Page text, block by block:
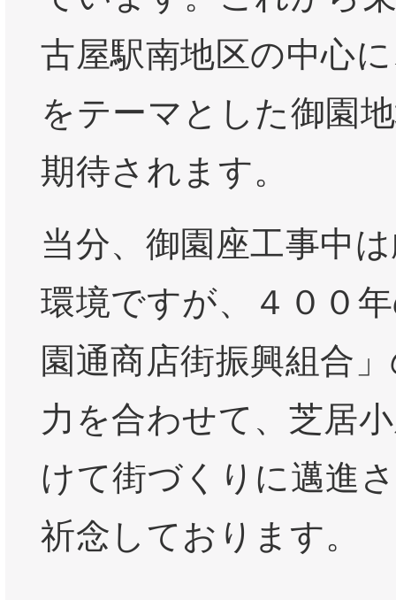
古屋駅南地区の中心
をテーマとした御園
期待されます。
当分、御園座工事中
環境ですが、４００
園通商店街振興組合
力を合わせて、芝居
けて街づくりに邁進
祈念しております。